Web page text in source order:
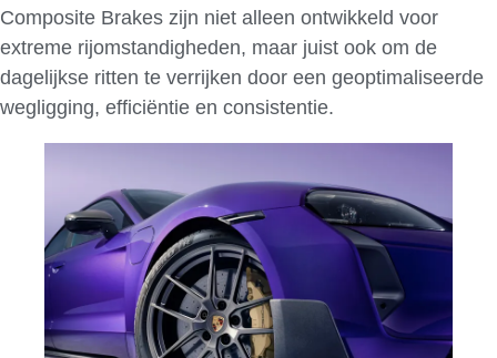
Composite Brakes zijn niet alleen ontwikkeld voor
extreme rijomstandigheden, maar juist ook om de
dagelijkse ritten te verrijken door een geoptimaliseerde
wegligging, efficiëntie en consistentie.